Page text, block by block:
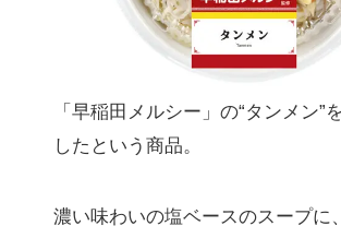
「早稲田メルシー」の“タンメン”
したという商品。
濃い味わいの塩ベースのスープに